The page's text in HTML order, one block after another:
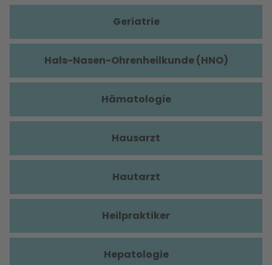
Geriatrie
Hals-Nasen-Ohrenheilkunde (HNO)
Hämatologie
Hausarzt
Hautarzt
Heilpraktiker
Hepatologie